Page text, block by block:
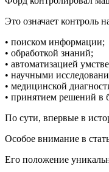
Это означает контроль
• поиском информации;
• обработкой знаний;
• автоматизацией
• научными
• медицинской
• принятием решений в
По сути, впервые в
Особое внимание в
Его положение